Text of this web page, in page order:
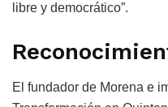
libre y democrático”.
El fundador de Morena e